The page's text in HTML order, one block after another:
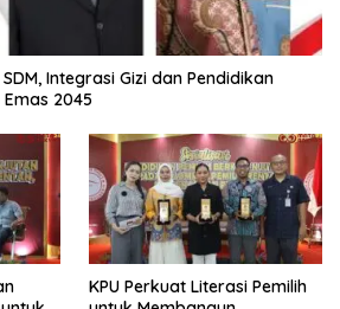
Integrasi Gizi dan Pendidikan
2045
KPU Perkuat Literasi Pemilih